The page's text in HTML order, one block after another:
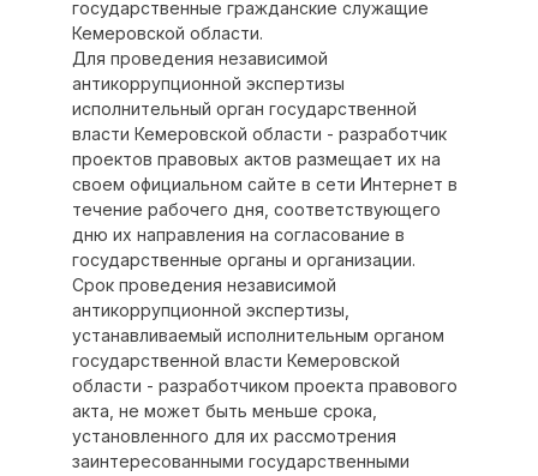
государственные гражданские служащие
Кемеровской области.
Для проведения независимой
антикоррупционной экспертизы
исполнительный орган государственной
власти Кемеровской области - разработчик
проектов правовых актов размещает их на
своем официальном сайте в сети Интернет в
течение рабочего дня, соответствующего
дню их направления на согласование в
государственные органы и организации.
Срок проведения независимой
антикоррупционной экспертизы,
устанавливаемый исполнительным органом
государственной власти Кемеровской
области - разработчиком проекта правового
акта, не может быть меньше срока,
установленного для их рассмотрения
заинтересованными государственными